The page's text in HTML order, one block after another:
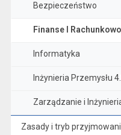
Bezpieczeństwo
Finanse I
Informatyka
Inżynieria Przemysłu
Zarządzanie i
Zasady i tryb